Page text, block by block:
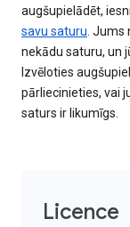
augšupielādēt,
savu saturu. Jums
nekādu saturu, un
Izvēloties
pārliecinieties, vai
saturs ir likumīgs.
Licence